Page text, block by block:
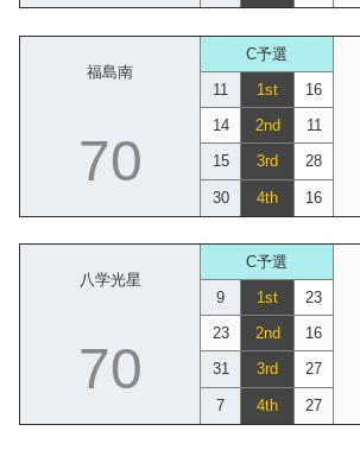
福島南
C予選
11
1st 16
70
14 2nd 11
15 3rd 28
30 4th 16
八学光星
C予選
9
1st 23
70
23 2nd 16
31 3rd 27
7 4th 27